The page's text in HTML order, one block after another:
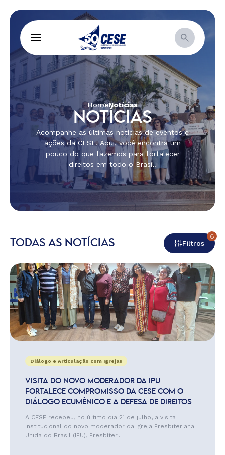
HomeNotícias
NOTÍCIAS
Acompanhe as últimas notícias de eventos e
ações da CESE. Aqui, você encontra um
pouco do que fazemos para fortalecer
direitos em todo o Brasil.
TODAS AS NOTÍCIAS Filtros
6
Diálogo e Articulação com Igrejas
VISITA DO NOVO MODERADOR DA IPU
FORTALECE COMPROMISSO DA CESE COM O
DIÁLOGO ECUMÊNICO E A DEFESA DE DIREITOS
A CESE recebeu, no último dia 21 de julho, a visita
institucional do novo moderador da Igreja Presbiteriana
Unida do Brasil (IPU), Presbíter...